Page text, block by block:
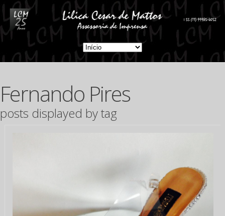
Fernando Pires
posts displayed by tag